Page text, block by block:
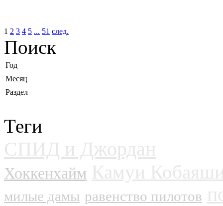
1 2 3 4 5 ... 51 след.
Поиск
Год
Месяц
Раздел
Теги
СПИД и Джордан
Хоккенхайм Камуи
милые дамы равенство пилотов